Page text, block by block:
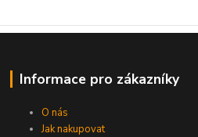
Informace pro zákazníky
O nás
Jak nakupovat